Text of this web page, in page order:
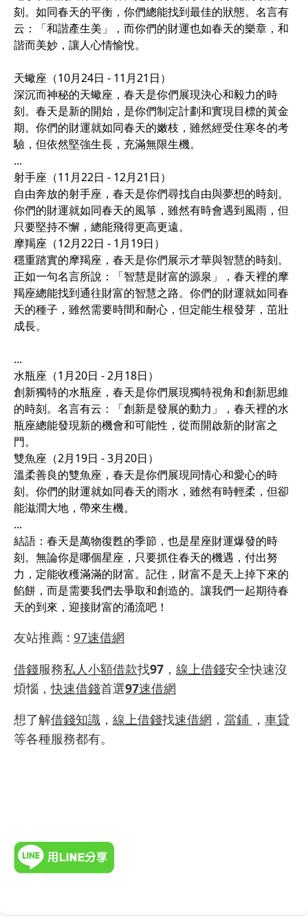
刻。如同春天的平衡，你們總能找到最佳的狀態。名言有
云：「和諧產生美」，而你們的財運也如春天的樂章，和
諧而美妙，讓人心情愉悅。
天蠍座（10月24日 - 11月21日）
深沉而神秘的天蠍座，春天是你們展現決心和毅力的時
刻。春天是新的開始，是你們制定計劃和實現目標的黃金
期。你們的財運就如同春天的嫩枝，雖然經受住寒冬的考
驗，但依然堅強生長，充滿無限生機。
...
射手座（11月22日 - 12月21日）
自由奔放的射手座，春天是你們尋找自由與夢想的時刻。
你們的財運就如同春天的風箏，雖然有時會遇到風雨，但
只要堅持不懈，總能飛得更高更遠。
摩羯座（12月22日 - 1月19日）
穩重踏實的摩羯座，春天是你們展示才華與智慧的時刻。
正如一句名言所說：「智慧是財富的源泉」，春天裡的摩
羯座總能找到通往財富的智慧之路。你們的財運就如同春
天的種子，雖然需要時間和耐心，但定能生根發芽，茁壯
成長。
...
水瓶座（1月20日 - 2月18日）
創新獨特的水瓶座，春天是你們展現獨特視角和創新思維
的時刻。名言有云：「創新是發展的動力」，春天裡的水
瓶座總能發現新的機會和可能性，從而開啟新的財富之
門。
雙魚座（2月19日 - 3月20日）
溫柔善良的雙魚座，春天是你們展現同情心和愛心的時
刻。你們的財運就如同春天的雨水，雖然有時輕柔，但卻
能滋潤大地，帶來生機。
...
結語：春天是萬物復甦的季節，也是星座財運爆發的時
刻。無論你是哪個星座，只要抓住春天的機遇，付出努
力，定能收穫滿滿的財富。記住，財富不是天上掉下來的
餡餅，而是需要我們去爭取和創造的。讓我們一起期待春
天的到來，迎接財富的涌流吧！
友站推薦 : 97速借網
借錢服務私人小額借款找97 ， 線上借錢安全快速沒
煩惱，快速借錢首選97速借網
想了解借錢知識 ， 線上借錢找速借網 ， 當鋪 ， 車貸
等各種服務都有。